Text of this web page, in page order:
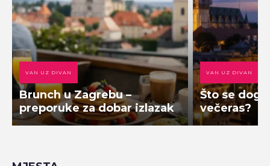
VAN UZ DIVAN
Brunch u Zagrebu –
preporuke za dobar izlazak
VAN UZ DIVAN
Što se
večeras?